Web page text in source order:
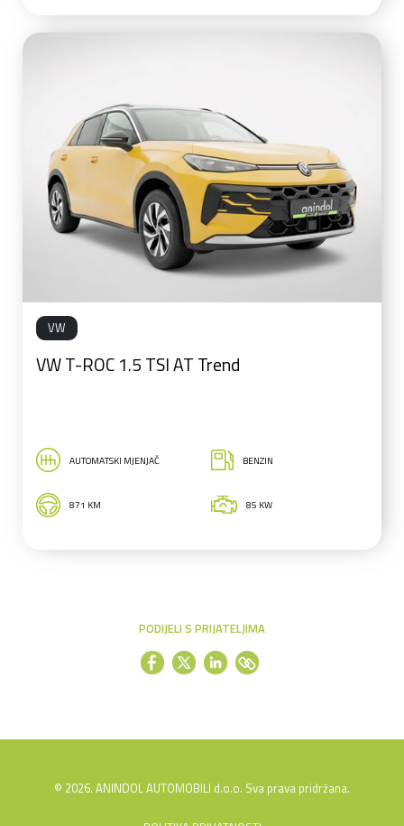
VW
VW T-ROC 1.5 TSI AT Trend
AUTOMATSKI MJENJAČ BENZIN
871 KM 85 KW
PODIJELI S PRIJATELJIMA
© 2026. ANINDOL AUTOMOBILI d.o.o. Sva prava pridržana.